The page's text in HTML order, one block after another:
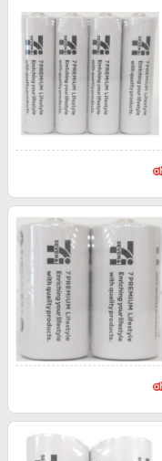
ファッション・インナー
食品・スイーツ・お酒
日用品・キッチン用品
コスメ・健康・医薬品
キッズ・ベビー用品
スポーツ・アウトドア・
インテリア・寝具
ペット・花・DIY・車
旅行・レジャー・ホテル
生活・お役立ち
金融・マネー・保険
ビジネス・その他サービス
リーベイツ注目ストア
初回購入者限定特典
対象ストア新規限定特典
新着ストアのご紹介
電子書籍特集
楽天サービス特集
旅行特集
わくわく夏特集
50万ポイント山分けキャ
とことん買い物チャレンジ
Apple公式サイト×楽天カ
Samsung ボーナスキャ
週末の高還元 夏の長期版
ヘルプ
友達紹介
楽天IDでログイン/会